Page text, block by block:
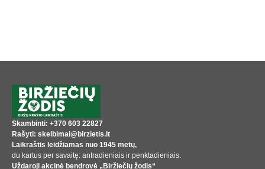
Skambinti: +370 603 22827
Rašyti: skelbimai@birzietis.lt
Laikraštis leidžiamas nuo 1945 metų,
du kartus per savaitę: antradieniais ir penktadieniais.
Uždaroji akcinė bendrovė „Biržiečių žodis“